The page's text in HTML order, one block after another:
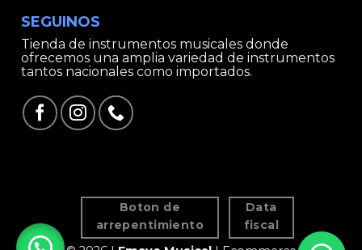
SEGUINOS
Tienda de instrumentos musicales donde
ofrecemos una amplia variedad de instrumentos
tantos nacionales como importados.
Boton de
arrepentimiento
Data
fiscal